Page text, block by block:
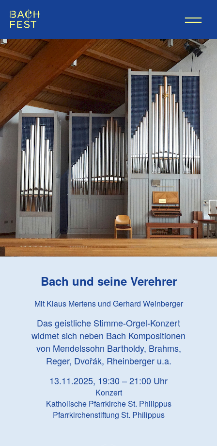
Bach und seine Verehrer
Mit Klaus Mertens und Gerhard Weinberger
Das geistliche Stimme-Orgel-Konzert
widmet sich neben Bach Kompositionen
von Mendelssohn Bartholdy, Brahms,
Reger, Dvořák, Rheinberger u.a.
13.11.2025, 19:30 – 21:00 Uhr
Konzert
Katholische Pfarrkirche St. Philippus
Pfarrkirchenstiftung St. Philippus